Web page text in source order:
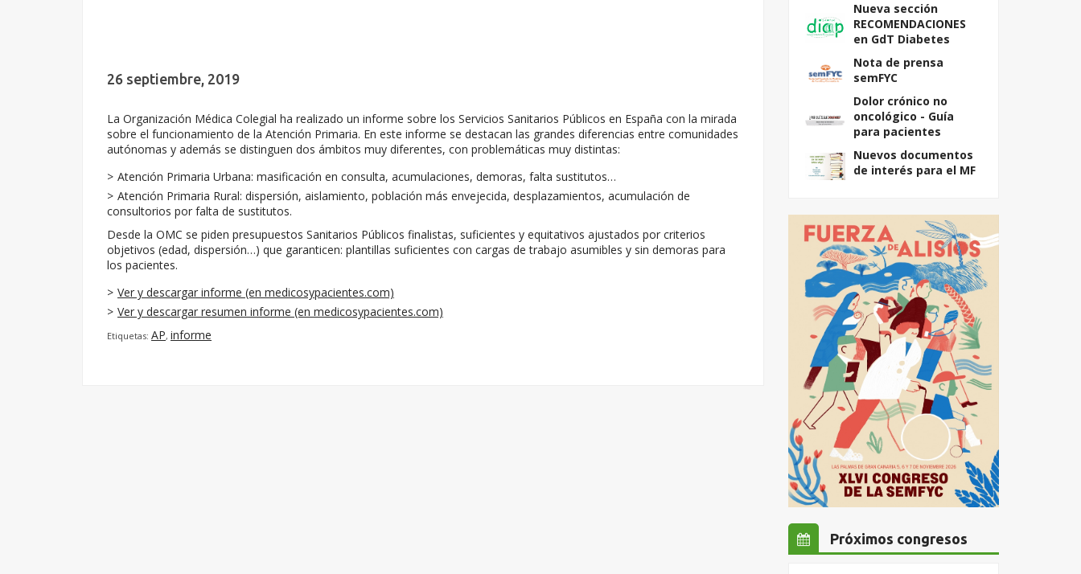
26 septiembre, 2019
La Organización Médica Colegial ha realizado un informe sobre los Servicios Sanitarios Públicos en España con la mirada
sobre el funcionamiento de la Atención Primaria. En este informe se destacan las grandes diferencias entre comunidades
autónomas y además se distinguen dos ámbitos muy diferentes, con problemáticas muy distintas:
Atención Primaria Urbana: masificación en consulta, acumulaciones, demoras, falta sustitutos…
Atención Primaria Rural: dispersión, aislamiento, población más envejecida, desplazamientos, acumulación de
consultorios por falta de sustitutos.
Desde la OMC se piden presupuestos Sanitarios Públicos finalistas, suficientes y equitativos ajustados por criterios
objetivos (edad, dispersión…) que garanticen: plantillas suficientes con cargas de trabajo asumibles y sin demoras para
los pacientes.
Ver y descargar informe (en medicosypacientes.com)
Ver y descargar resumen informe (en medicosypacientes.com)
Etiquetas: AP, informe
Nueva sección
RECOMENDACIONES
en GdT Diabetes
Nota de prensa
semFYC
Dolor crónico no
oncológico - Guía
para pacientes
Nuevos documentos
de interés para el MF
Próximos congresos